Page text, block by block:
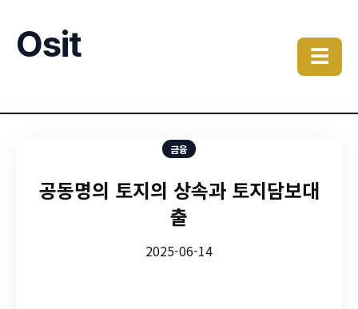
Osit ☰
금융
공동명의 토지의 상속과 토지담보대
출
2025-06-14